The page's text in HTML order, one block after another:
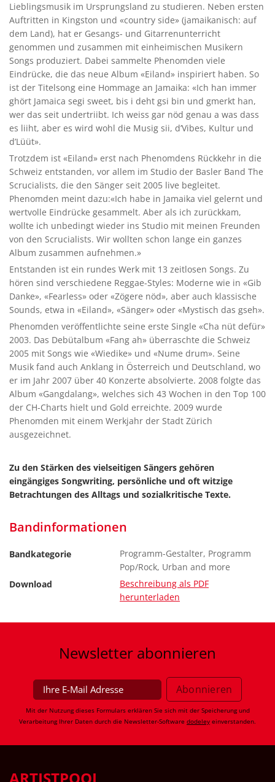
Lieblingsmusik im Ursprungsland zu studieren. Neben ersten
Auftritten in Kingston und «country side» (jamaikanisch: auf
dem Land), hat er Gesangs- und Gitarrenunterricht
genommen und zusammen mit einheimischen Musikern
Songs produziert. Dabei sammelte Phenomden viele
Eindrücke, die das neue Album «Eiland» inspiriert haben. So
ist der Titelsong eine Hommage an Jamaika: «Ich han immer
ghört Jamaica segi sweet, bis i deht gsi bin und gmerkt han,
wer das seit undertriibt. Ich weiss gar nöd genau a was dass
es liiht, aber es wird wohl die Musig sii, d’Vibes, Kultur und
d’Lüüt».
Trotzdem ist «Eiland» erst nach Phenomdens Rückkehr in die
Schweiz entstanden, vor allem im Studio der Basler Band The
Scrucialists, die den Sänger seit 2005 live begleitet.
Phenomden meint dazu:«Ich habe in Jamaika viel gelernt und
wertvolle Eindrücke gesammelt. Aber als ich zurückkam,
wollte ich unbedingt wieder ins Studio mit meinen Freunden
von den Scrucialists. Wir wollten schon lange ein ganzes
Album zusammen aufnehmen.»
Entstanden ist ein rundes Werk mit 13 zeitlosen Songs. Zu
hören sind verschiedene Reggae-Styles: Moderne wie in «Gib
Danke», «Fearless» oder «Zögere nöd», aber auch klassische
Sounds, etwa in «Eiland», «Sänger» oder «Mystisch das gseh».
Phenomden veröffentlichte seine erste Single «Cha nüt defür»
2003. Das Debütalbum «Fang ah» überraschte die Schweiz
2005 mit Songs wie «Wiedike» und «Nume drum». Seine
Musik fand auch Anklang in Österreich und Deutschland, wo
er im Jahr 2007 über 40 Konzerte absolvierte. 2008 folgte das
Album «Gangdalang», welches sich 43 Wochen in den Top 100
der CH-Charts hielt und Gold erreichte. 2009 wurde
Phenomden mit einem Werkjahr der Stadt Zürich
ausgezeichnet.
Zu den Stärken des vielseitigen Sängers gehören
eingängiges Songwriting, persönliche und oft witzige
Betrachtungen des Alltags und sozialkritische Texte.
Bandinformationen
Bandkategorie
Programm-Gestalter, Programm
Pop/Rock, Urban and more
Download
Beschreibung als PDF
herunterladen
Newsletter abonnieren
Mit der Nutzung dieses Formulars erklären Sie sich mit der Speicherung und
Verarbeitung Ihrer Daten durch die Newsletter-Software dodeley einverstanden.